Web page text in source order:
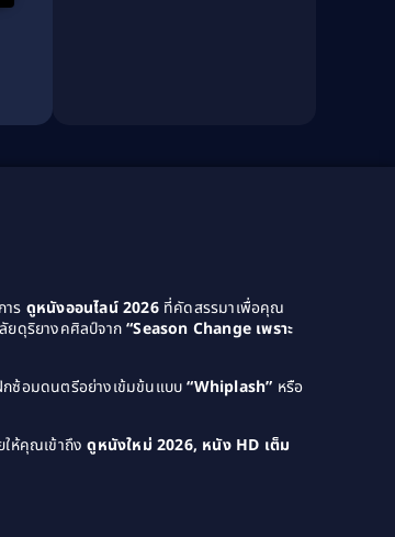
Detective สืบสวน
Disaster (22)
Disney+(42)
ร ดูหนังออนไลน์ 2026ที่คัดสรรมาเพื่อคุณ
ยดุริยางคศิลป์จาก“Season Change เพราะ
กซ้อมดนตรีอย่างเข้มข้นแบบ“Whiplash” หรือ
ให้คุณเข้าถึงดูหนังใหม่ 2026, หนัง HD เต็ม